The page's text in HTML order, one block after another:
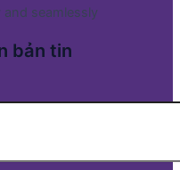
seamlessly
bản tin